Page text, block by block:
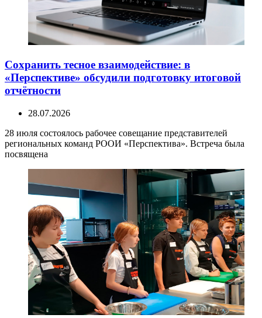
Сохранить тесное взаимодействие: в
«Перспективе» обсудили подготовку итоговой
отчётности
28.07.2026
28 июля состоялось рабочее совещание представителей
региональных команд РООИ «Перспектива». Встреча была
посвящена